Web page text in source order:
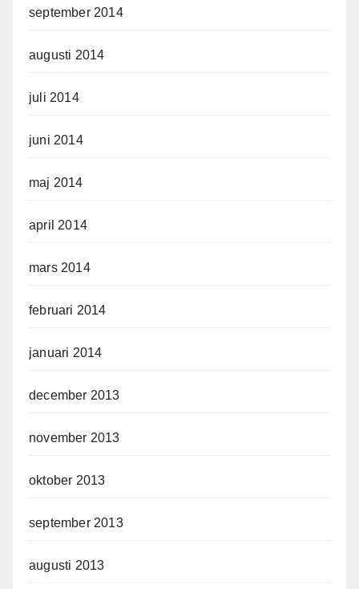
september 2014
augusti 2014
juli 2014
juni 2014
maj 2014
april 2014
mars 2014
februari 2014
januari 2014
december 2013
november 2013
oktober 2013
september 2013
augusti 2013